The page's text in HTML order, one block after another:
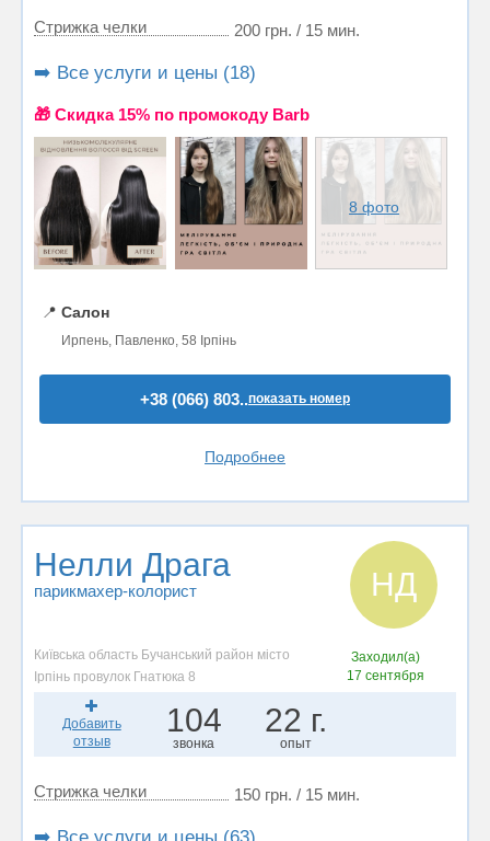
Стрижка челки 200 грн. / 15 мин.
➡️ Все услуги и цены (18)
🎁 Cкидка 15% по промокоду Barb
8 фото
📍 Салон
Ирпень, Павленко, 58 Ірпінь
+38 (066) 803..показать номер
Подробнее
Нелли Драга
парикмахер-колорист НД
Київська область Бучанський район місто
Ірпінь провулок Гнатюка 8
Заходил(а)
17 сентября
Добавить
отзыв
104
звонка
22 г.
опыт
Стрижка челки 150 грн. / 15 мин.